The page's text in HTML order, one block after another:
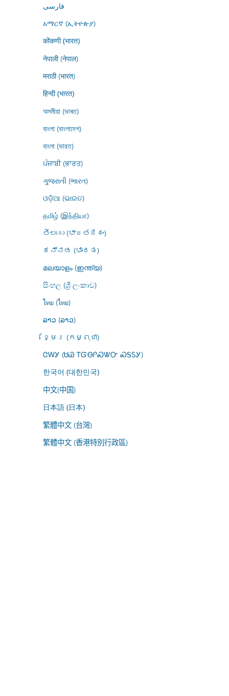
فارسى
አማርኛ (ኢትዮጵያ)
कोंकणी (भारत)
नेपाली (नेपाल)
मराठी (भारत)
हिन्दी (भारत)
অসমীয়া (ভাৰত)
বাংলা (বাংলাদেশ)
বাংলা (ভারত)
ਪੰਜਾਬੀ (ਭਾਰਤ)
ગુજરાતી (ભારત)
ଓଡ଼ିଆ (ଭାରତ)
தமிழ் (இந்தியா)
తెలుగు (భారతదేశం)
ಕನ್ನಡ (ಭಾರತ)
മലയാളം (ഇന്ത്യ)
සිංහල (ශ්‍රී ලංකාව)
ไทย (ไทย)
ລາວ (ລາວ)
ខ្មែរ (កម្ពុជា)
ᏣᎳᎩ (ᏌᏊ ᎢᏳᎾᎵᏍᏔᏅ ᏍᎦᏚᎩ)
한국어 (대한민국)
中文(中国)
日本語 (日本)
繁體中文 (台灣)
繁體中文 (香港特別行政區)